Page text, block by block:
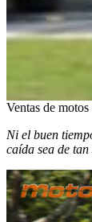
Ventas de
Ni el buen
caída sea de